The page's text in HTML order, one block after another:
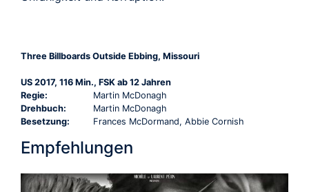
Three Billboards Outside Ebbing, Missouri
US 2017, 116 Min., FSK ab 12 Jahren
Regie:
Martin McDonagh
Drehbuch:
Martin McDonagh
Besetzung:
Frances McDormand, Abbie Cornish
Empfehlungen